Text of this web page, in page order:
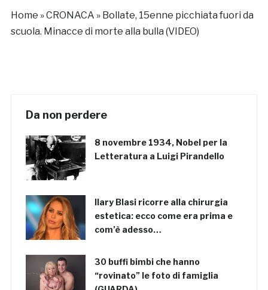
Home »CRONACA » Bollate, 15enne picchiata fuori da
scuola. Minacce di morte alla bulla (VIDEO)
Da non perdere
8 novembre 1934, Nobel per la
Letteratura a Luigi Pirandello
Ilary Blasi ricorre alla chirurgia
estetica: ecco come era prima e
com’è adesso…
30 buffi bimbi che hanno
“rovinato” le foto di famiglia